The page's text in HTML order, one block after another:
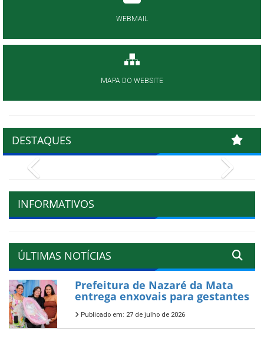
WEBMAIL
MAPA DO WEBSITE
DESTAQUES
INFORMATIVOS
ÚLTIMAS NOTÍCIAS
Prefeitura de Nazaré da Mata
entrega enxovais para gestantes
Publicado em: 27 de julho de 2026